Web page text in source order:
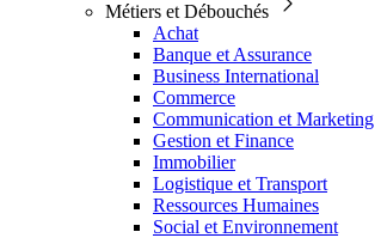
Métiers et Débouchés
Achat
Banque et Assurance
Business International
Commerce
Communication et Marketing
Gestion et Finance
Immobilier
Logistique et Transport
Ressources Humaines
Social et Environnement